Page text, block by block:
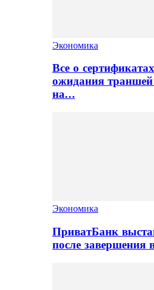
Экономика
Все о
ожидания
на…
Экономика
ПриватБанк
после завершения